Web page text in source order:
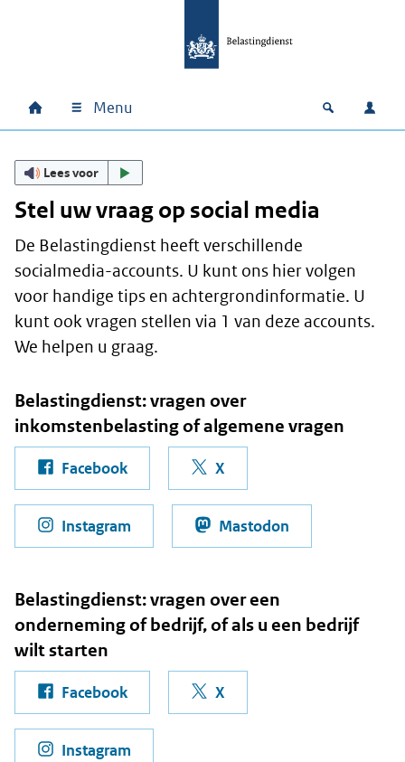
Hoofdnavigatie
Home Menu Open
Lees voor
Stel uw vraag op social media
De Belastingdienst heeft verschillende
socialmedia-accounts. U kunt ons hier volgen
voor handige tips en achtergrondinformatie. U
kunt ook vragen stellen via 1 van deze accounts.
We helpen u graag.
Belastingdienst: vragen over
inkomstenbelasting of algemene vragen
Facebookpagina Belastingdienst
X
Instagram pagina Belastingdienst
Mastodon
Belastingdienst: vragen over een
onderneming of bedrijf, of als u een bedrijf
wilt starten
Facebookpagina Belastingdienst voor startende
X
Instagram